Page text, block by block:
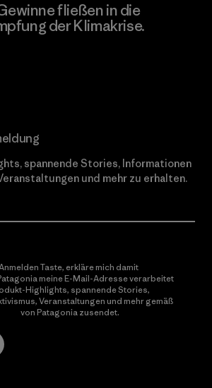
fließen in die
der Klimakrise.
spannende Stories, Informationen
und mehr zu erhalten.
Taste, erkläre mich damit
meine E-Mail-Adresse verarbeitet
Highlights, spannende Stories,
Veranstaltungen und mehr gemäß
von Patagonia zusendet.